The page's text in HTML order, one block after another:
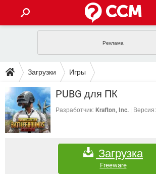
INSTAGRAM
ИГРЫ
ВКОНТАКТЕ ВИДЕО
GOOGLE
ПОЛЕЗНЫЕ СОВЕТЫ
TIKTOK
WHATSAPP
FACEBOOK
GOOGLE
ЗАГРУЗКИ
TIKTOK TELEGRAM
WHATSAPP
ИГРЫ
ВКОНТАКТЕ
ФОРУМ
INSTAGRAM
ИГРЫ
ЭНЦИКЛОПЕДИЯ
TELEGRAM
Загрузки Игры
PUBG для ПК
Разработчик: Krafton, Inc. Версия:
Загрузка
Freeware